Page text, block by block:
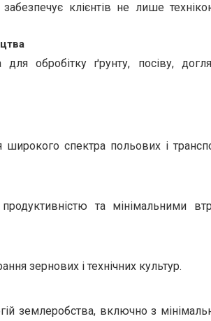
клієнтів не лише
для обробітку ґрунту, посіву,
спектра польових і
та мінімальними
зернових і технічних культур.
землеробства, включно з